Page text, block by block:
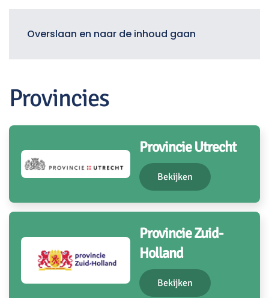
Overslaan en naar de inhoud gaan
Provincies
Provincie Utrecht
Bekijken
Provincie Zuid-
Holland
Bekijken